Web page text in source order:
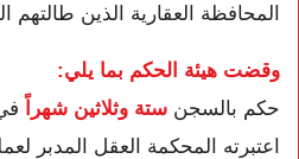
المحافظة العقارية الذين طالتهم
وقضت هيئة الحكم بما يلي:
حكم بالسجن ستة وثلاثين شهراً
اعتبرته المحكمة العقل المدبر